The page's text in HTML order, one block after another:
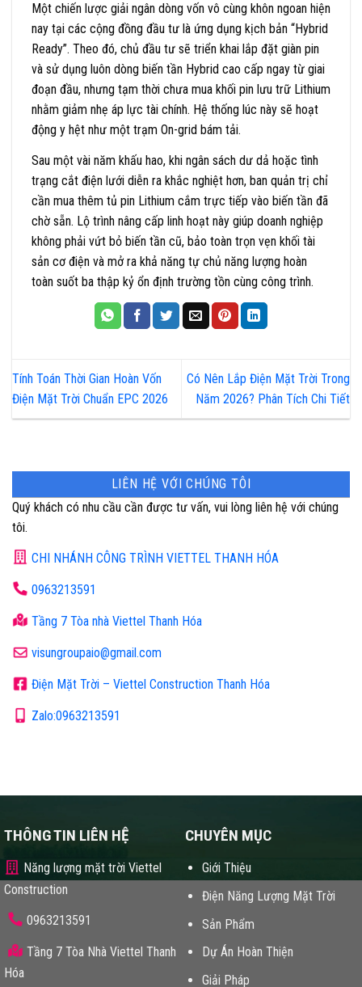
Một chiến lược giải ngân dòng vốn vô cùng khôn ngoan hiện
nay tại các cộng đồng đầu tư là ứng dụng kịch bản “Hybrid
Ready”. Theo đó, chủ đầu tư sẽ triển khai lắp đặt giàn pin
và sử dụng luôn dòng biến tần Hybrid cao cấp ngay từ giai
đoạn đầu, nhưng tạm thời chưa mua khối pin lưu trữ Lithium
nhằm giảm nhẹ áp lực tài chính. Hệ thống lúc này sẽ hoạt
động y hệt như một trạm On-grid bám tải.
Sau một vài năm khấu hao, khi ngân sách dư dả hoặc tình
trạng cắt điện lưới diễn ra khắc nghiệt hơn, ban quản trị chỉ
cần mua thêm tủ pin Lithium cắm trực tiếp vào biến tần đã
chờ sẵn. Lộ trình nâng cấp linh hoạt này giúp doanh nghiệp
không phải vứt bỏ biến tần cũ, bảo toàn trọn vẹn khối tài
sản cơ điện và mở ra khả năng tự chủ năng lượng hoàn
toàn suốt ba thập kỷ ổn định trường tồn cùng công trình.
Tính Toán Thời Gian Hoàn Vốn
Điện Mặt Trời Chuẩn EPC 2026
Có Nên Lắp Điện Mặt Trời Trong
Năm 2026? Phân Tích Chi Tiết
LIÊN HỆ VỚI CHÚNG TÔI
Quý khách có nhu cầu cần được tư vấn, vui lòng liên hệ với chúng
tôi.
CHI NHÁNH CÔNG TRÌNH VIETTEL THANH HÓA
0963213591
Tầng 7 Tòa nhà Viettel Thanh Hóa
visungroupaio@gmail.com
Điện Mặt Trời – Viettel Construction Thanh Hóa
Zalo:0963213591
THÔNG TIN LIÊN HỆ
Năng lượng mặt trời Viettel
Construction
0963213591
Tầng 7 Tòa Nhà Viettel Thanh
Hóa
CHUYÊN MỤC
Giới Thiệu
Điện Năng Lượng Mặt Trời
Sản Phẩm
Dự Án Hoàn Thiện
Giải Pháp